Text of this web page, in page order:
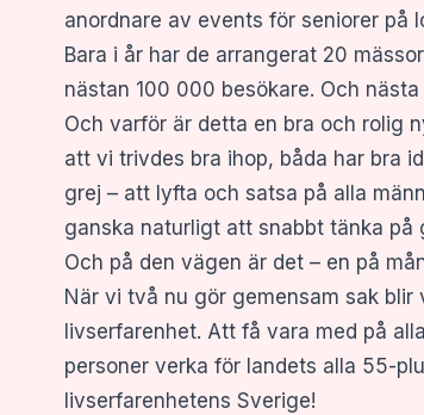
anordnare av events för seniorer på
Bara i år har de arrangerat 20
nästan 100 000 besökare. Och
Och varför är detta en bra och rolig
att vi trivdes bra ihop, båda har bra
grej – att lyfta och satsa på alla
ganska naturligt att snabbt tänka på
Och på den vägen är det – en på
När vi två nu gör gemensam sak
livserfarenhet. Att få vara med på
personer verka för landets alla 55-
livserfarenhetens Sverige!